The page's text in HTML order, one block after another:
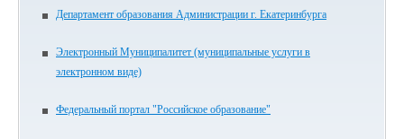
Департамент образования Администрации г. Екатеринбурга
Электронный Муниципалитет (муниципальные услуги в
электронном виде)
Федеральный портал "Российское образование"